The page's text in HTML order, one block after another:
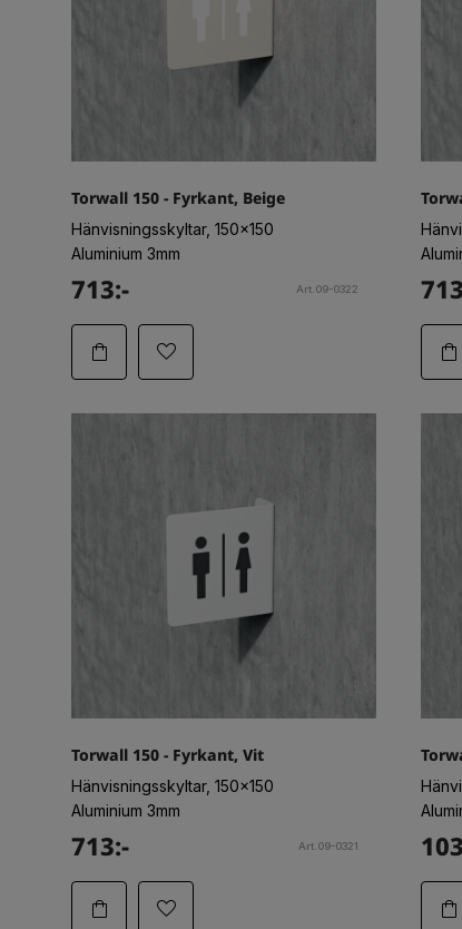
Torwall 150 - Fyrkant, Beige
Hänvisningsskyltar, 150x150
Aluminium 3mm
713:- Art.09-0322
Torwall 150 - Fyrkant, Vit
Hänvisningsskyltar, 150x150
Aluminium 3mm
713:- Art.09-0321